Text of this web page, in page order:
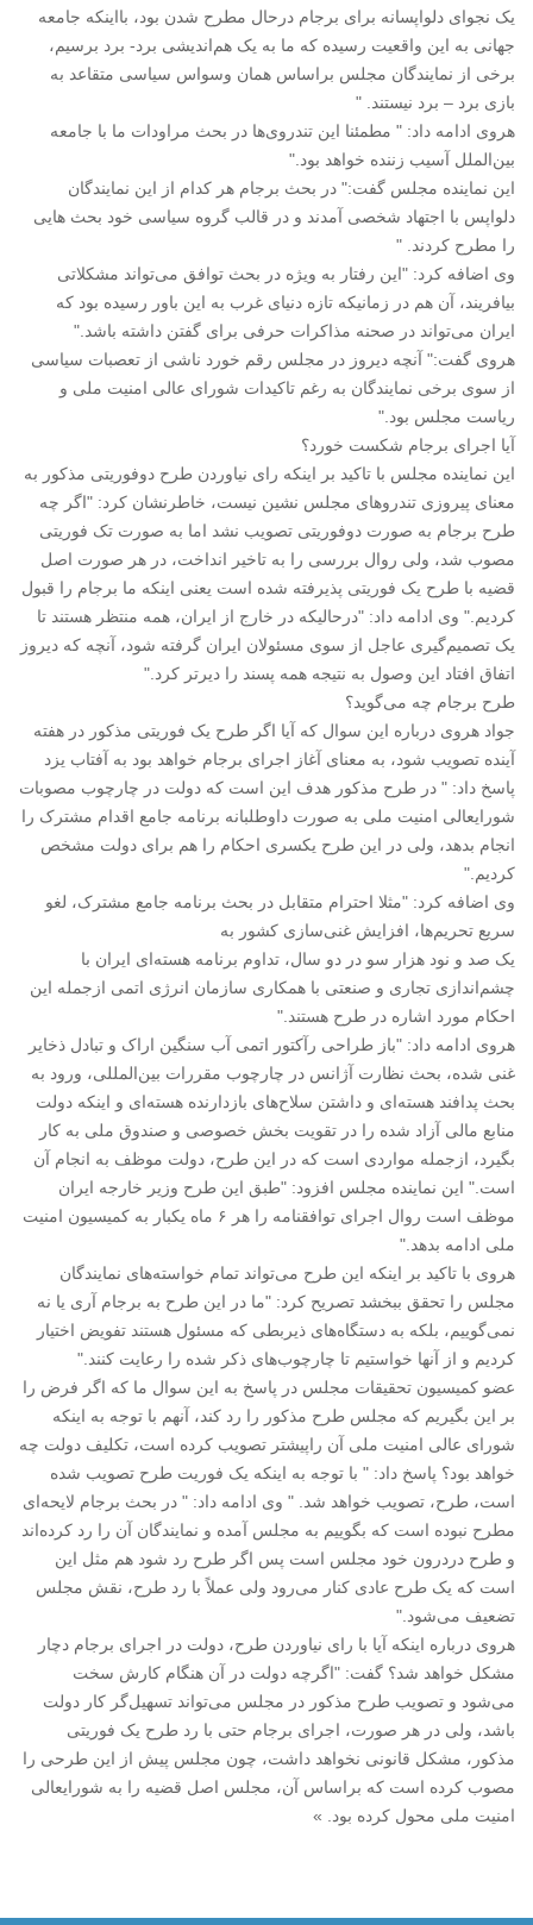
یک نجوای دلواپسانه برای برجام درحال مطرح شدن بود، بااینکه جامعه
جهانی به این واقعیت رسیده که ما به یک هم‌اندیشی برد- برد برسیم،
برخی از نمایندگان مجلس براساس همان وسواس سیاسی متقاعد به
بازی برد – برد نیستند. "
هروی ادامه داد: " مطمئنا این تندروی‌ها در بحث مراودات ما با جامعه
بین‌الملل آسیب زننده خواهد بود."
این نماینده مجلس گفت:" در بحث برجام هر کدام از این نمایندگان
دلواپس با اجتهاد شخصی آمدند و در قالب گروه سیاسی خود بحث هایی
را مطرح کردند. "
وی اضافه کرد: "این رفتار به ویژه در بحث توافق می‌تواند مشکلاتی
بیافریند، آن هم در زمانیکه تازه دنیای غرب به این باور رسیده بود که
ایران می‌تواند در صحنه مذاکرات حرفی برای گفتن داشته باشد."
هروی گفت:" آنچه دیروز در مجلس رقم خورد ناشی از تعصبات سیاسی
از سوی برخی نمایندگان به رغم تاکیدات شورای عالی امنیت ملی و
ریاست مجلس بود."
آیا اجرای برجام شکست خورد؟
این نماینده مجلس با تاکید بر اینکه رای نیاوردن طرح دوفوریتی مذکور به
معنای پیروزی تندروهای مجلس نشین نیست، خاطرنشان کرد: "اگر چه
طرح برجام به صورت دوفوریتی تصویب نشد اما به صورت تک فوریتی
مصوب شد، ولی روال بررسی را به تاخیر انداخت، در هر صورت اصل
قضیه با طرح یک فوریتی پذیرفته شده است یعنی اینکه ما برجام را قبول
کردیم." وی ادامه داد: "درحالیکه در خارج از ایران، همه منتظر هستند تا
یک تصمیم‌گیری عاجل از سوی مسئولان ایران گرفته شود، آنچه که دیروز
اتفاق افتاد این وصول به نتیجه همه پسند را دیرتر کرد."
طرح برجام چه می‌گوید؟
جواد هروی درباره این سوال که آیا اگر طرح یک فوریتی مذکور در هفته
آینده تصویب شود، به معنای آغاز اجرای برجام خواهد بود به آفتاب یزد
پاسخ داد: " در طرح مذکور هدف این است که دولت در چارچوب مصوبات
شورایعالی امنیت ملی به صورت داوطلبانه برنامه جامع اقدام مشترک را
انجام بدهد، ولی در این طرح یکسری احکام را هم برای دولت مشخص
کردیم."
وی اضافه کرد: "مثلا احترام متقابل در بحث برنامه جامع مشترک، لغو
سریع تحریم‌ها، افزایش غنی‌سازی کشور به
یک صد و نود هزار سو در دو سال، تداوم برنامه هسته‌ای ایران با
چشم‌اندازی تجاری و صنعتی با همکاری سازمان انرژی اتمی ازجمله این
احکام مورد اشاره در طرح هستند."
هروی ادامه داد: "باز طراحی رآکتور اتمی آب سنگین اراک و تبادل ذخایر
غنی شده، بحث نظارت آژانس در چارچوب مقررات بین‌المللی، ورود به
بحث پدافند هسته‌ای و داشتن سلاح‌های بازدارنده هسته‌ای و اینکه دولت
منابع مالی آزاد شده را در تقویت بخش خصوصی و صندوق ملی به کار
بگیرد، ازجمله مواردی است که در این طرح، دولت موظف به انجام آن
است." این نماینده مجلس افزود: "طبق این طرح وزیر خارجه ایران
موظف است روال اجرای توافقنامه را هر ۶ ماه یکبار به کمیسیون امنیت
ملی ادامه بدهد."
هروی با تاکید بر اینکه این طرح می‌تواند تمام خواسته‌های نمایندگان
مجلس را تحقق ببخشد تصریح کرد: "ما در این طرح به برجام آری یا نه
نمی‌گوییم، بلکه به دستگاه‌های ذیربطی که مسئول هستند تفویض اختیار
کردیم و از آنها خواستیم تا چارچوب‌های ذکر شده را رعایت کنند."
عضو کمیسیون تحقیقات مجلس در پاسخ به این سوال ما که اگر فرض را
بر این بگیریم که مجلس طرح مذکور را رد کند، آنهم با توجه به اینکه
شورای عالی امنیت ملی آن راپیشتر تصویب کرده است، تکلیف دولت چه
خواهد بود؟ پاسخ داد: " با توجه به اینکه یک فوریت طرح تصویب شده
است، طرح، تصویب خواهد شد. " وی ادامه داد: " در بحث برجام لایحه‌ای
مطرح نبوده است که بگوییم به مجلس آمده و نمایندگان آن را رد کرده‌اند
و طرح دردرون خود مجلس است پس اگر طرح رد شود هم مثل این
است که یک طرح عادی کنار می‌رود ولی عملاً با رد طرح، نقش مجلس
تضعیف می‌شود."
هروی درباره اینکه آیا با رای نیاوردن طرح، دولت در اجرای برجام دچار
مشکل خواهد شد؟ گفت: "اگرچه دولت در آن هنگام کارش سخت
می‌شود و تصویب طرح مذکور در مجلس می‌تواند تسهیل‌گر کار دولت
باشد، ولی در هر صورت، اجرای برجام حتی با رد طرح یک فوریتی
مذکور، مشکل قانونی نخواهد داشت، چون مجلس پیش از این طرحی را
مصوب کرده است که براساس آن، مجلس اصل قضیه را به شورایعالی
امنیت ملی محول کرده بود. »